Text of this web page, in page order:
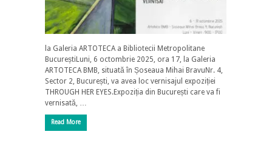
la Galeria ARTOTECA a Bibliotecii Metropolitane
BucureștiLuni, 6 octombrie 2025, ora 17, la Galeria
ARTOTECA BMB, situată în Șoseaua Mihai BravuNr. 4,
Sector 2, București, va avea loc vernisajul expoziției
THROUGH HER EYES.Expoziția din București care va fi
vernisată, …
Read More